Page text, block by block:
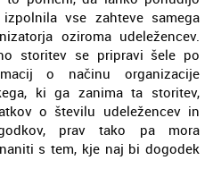
vse zahteve samega
oziroma udeležencev.
storitev se pripravi šele po
o načinu organizacije
ki ga zanima ta storitev,
o številu udeležencev in
prav tako pa mora
s tem, kje naj bi dogodek